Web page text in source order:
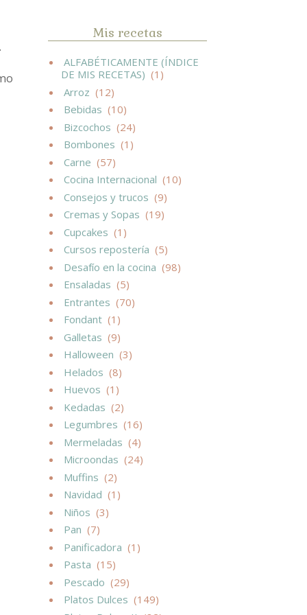
Mis recetas
ALFABÉTICAMENTE (ÍNDICE
DE MIS RECETAS) (1)
Arroz (12)
Bebidas (10)
Bizcochos (24)
Bombones (1)
Carne (57)
Cocina Internacional (10)
Consejos y trucos (9)
Cremas y Sopas (19)
Cupcakes (1)
Cursos repostería (5)
Desafío en la cocina (98)
Ensaladas (5)
Entrantes (70)
Fondant (1)
Galletas (9)
Halloween (3)
Helados (8)
Huevos (1)
Kedadas (2)
Legumbres (16)
Mermeladas (4)
Microondas (24)
Muffins (2)
Navidad (1)
Niños (3)
Pan (7)
Panificadora (1)
Pasta (15)
Pescado (29)
Platos Dulces (149)